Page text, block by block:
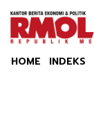
HOME INDEKS